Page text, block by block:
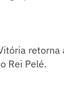
Rei Pelé.